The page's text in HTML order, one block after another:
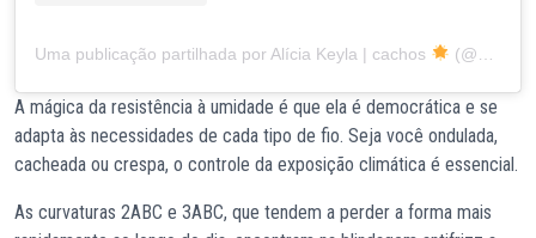
Uma publicação partilhada por Alícia Keyla | cachos (@alycinhacachos)
A mágica da resistência à umidade é que ela é democrática e se
adapta às necessidades de cada tipo de fio. Seja você ondulada,
cacheada ou crespa, o controle da exposição climática é essencial.
As curvaturas 2ABC e 3ABC, que tendem a perder a forma mais